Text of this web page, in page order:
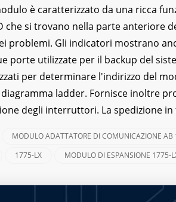
è caratterizzato da una ricca
che si trovano nella parte anteriore
problemi. Gli indicatori mostrano
porte utilizzate per il backup del
per determinare l'indirizzo del
ladder. Fornisce inoltre
degli interruttori. La spedizione
MODULO ADATTATORE DI COMUNICAZIONE AB
1775-LX MODULO DI ESPANSIONE 1775-